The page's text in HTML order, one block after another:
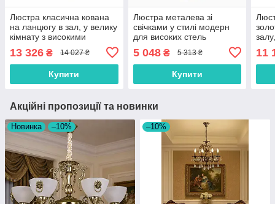
Люстра класична кована
на ланцюгу в зал, у велику
кімнату з високими
13 326 ₴ 14 027 ₴
Купити
Люстра металева зі
свічками у стилі модерн
для високих стель
5 048₴ 5 313 ₴
Купити
11
Акційні пропозиції та новинки
Новинка –10% –10%